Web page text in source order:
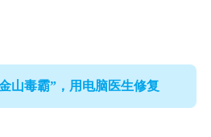
山毒霸”，用电脑医生修复